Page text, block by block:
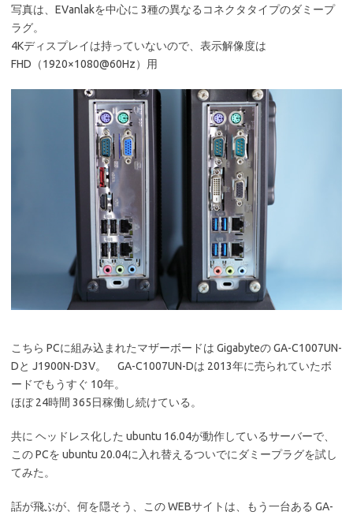
写真は、EVanlakを中心に 3種の異なるコネクタタイプのダミープ
ラグ。
4Kディスプレイは持っていないので、表示解像度は
FHD（1920×1080@60Hz）用
こちら PCに組み込まれたマザーボードは Gigabyteの GA-C1007UN-
Dと J1900N-D3V。 GA-C1007UN-Dは 2013年に売られていたボ
ードでもうすぐ 10年。
ほぼ 24時間 365日稼働し続けている。
共に ヘッドレス化した ubuntu 16.04が動作しているサーバーで、
この PCを ubuntu 20.04に入れ替えるついでにダミープラグを試し
てみた。
話が飛ぶが、何を隠そう、この WEBサイトは、もう一台ある GA-